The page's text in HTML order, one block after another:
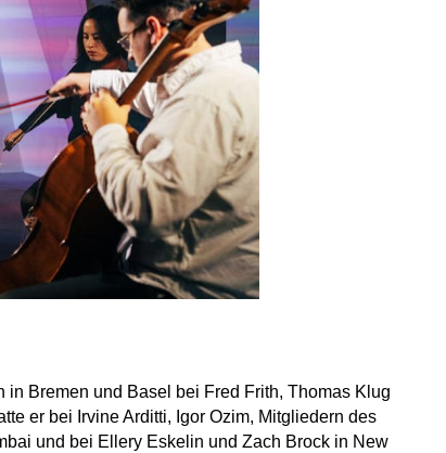
Bremen und Basel bei Fred Frith, Thomas Klug
er bei Irvine Arditti, Igor Ozim, Mitgliedern des
und bei Ellery Eskelin und Zach Brock in New